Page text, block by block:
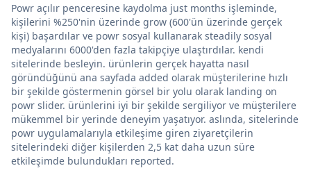
Powr açılır penceresine kaydolma just months işleminde,
kişilerini %250'nin üzerinde grow (600'ün üzerinde gerçek
kişi) başardılar ve powr sosyal kullanarak steadily sosyal
medyalarını 6000'den fazla takipçiye ulaştırdılar. kendi
sitelerinde besleyin. ürünlerin gerçek hayatta nasıl
göründüğünü ana sayfada added olarak müşterilerine hızlı
bir şekilde göstermenin görsel bir yolu olarak landing on
powr slider. ürünlerini iyi bir şekilde sergiliyor ve müşterilere
mükemmel bir yerinde deneyim yaşatıyor. aslında, sitelerinde
powr uygulamalarıyla etkileşime giren ziyaretçilerin
sitelerindeki diğer kişilerden 2,5 kat daha uzun süre
etkileşimde bulundukları reported.